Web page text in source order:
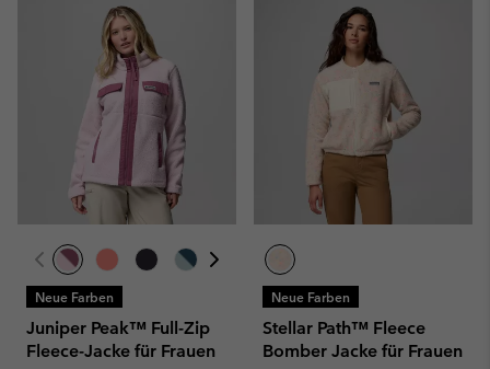
Neue Farben
Juniper Peak™ Full-Zip
Fleece-Jacke für Frauen
Neue Farben
Stellar Path™ Fleece
Bomber Jacke für Frauen